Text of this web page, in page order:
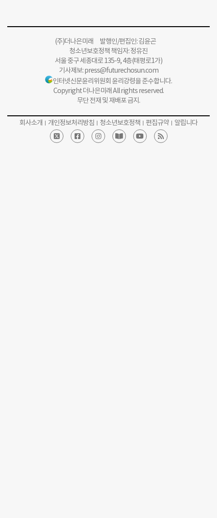
(주)더나은미래 발행인/편집인: 김윤곤
청소년보호정책 책임자: 정유진
서울 중구 세종대로 135-9, 4층(태평로1가)
기사제보:press@futurechosun.com
인터넷신문윤리위원회 윤리강령을 준수합니다.
Copyright 더나은미래 All rights reserved.
무단 전재 및 재배포 금지.
회사소개 개인정보처리방침 청소년보호정책 편집규약 알립니다